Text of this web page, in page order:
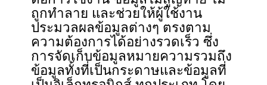
ถูกทำลาย และช่วยให้ผู้ใช้งาน
ประมวลผลข้อมูลต่างๆ ตรงตาม
ความต้องการได้อย่างรวดเร็ว ซึ่ง
การจัดเก็บข้อมูลหมายความรวมถึง
ข้อมูลทั้งที่เป็นกระดาษและข้อมูลที่